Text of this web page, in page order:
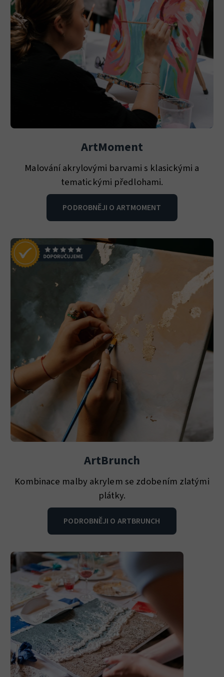
ArtMoment
Malování akrylovými barvami s klasickými a
tematickými předlohami.
PODROBNĚJI O ARTMOMENT
ArtBrunch
Kombinace malby akrylem se zdobením zlatými
plátky.
PODROBNĚJI O ARTBRUNCH